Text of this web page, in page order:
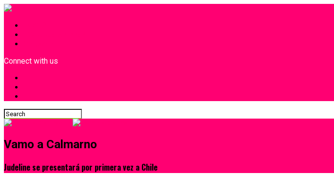
Connect with us
Vamo a Calmarno
Judeline se presentará por primera vez a Chile